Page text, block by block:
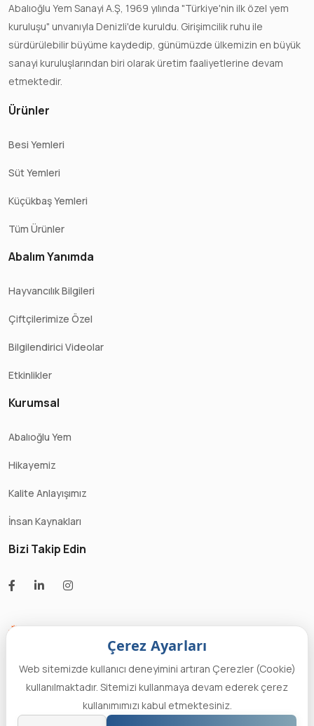
Abalıoğlu Yem Sanayi A.Ş, 1969 yılında "Türkiye'nin ilk özel yem
kuruluşu" unvanıyla Denizli'de kuruldu. Girişimcilik ruhu ile
sürdürülebilir büyüme kaydedip, günümüzde ülkemizin en büyük
sanayi kuruluşlarından biri olarak üretim faaliyetlerine devam
etmektedir.
Ürünler
Besi Yemleri
Süt Yemleri
Küçükbaş Yemleri
Tüm Ürünler
Abalım Yanımda
Hayvancılık Bilgileri
Çiftçilerimize Özel
Bilgilendirici Videolar
Etkinlikler
Kurumsal
Abalıoğlu Yem
Hikayemiz
Kalite Anlayışımız
İnsan Kaynakları
Bizi Takip Edin
2022 Tüm Hakları
Saklıdır. -İnsan
Designed by Fok
Digital Agency
Kişisel Verileri
Koruma Kanunu
Çerez Ayarları
Web sitemizde kullanıcı deneyimini artıran Çerezler (Cookie)
kullanılmaktadır. Sitemizi kullanmaya devam ederek çerez
kullanımımızı kabul etmektesiniz.